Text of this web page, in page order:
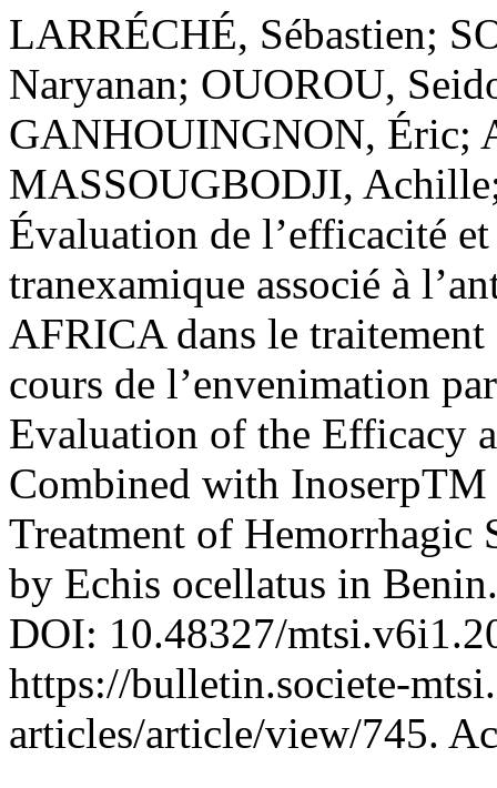
LARRÉCHÉ, Sébastien;
Naryanan; OUOROU,
GANHOUINGNON, Éric;
MASSOUGBODJI,
Évaluation de l’efficacité
tranexamique associé à
AFRICA dans le
cours de l’envenimation
Evaluation of the Efficacy
Combined with
Treatment of Hemorrhagic
by Echis ocellatus in
DOI: 10.48327/
https://bulletin.societe-
articles/article/view/745.